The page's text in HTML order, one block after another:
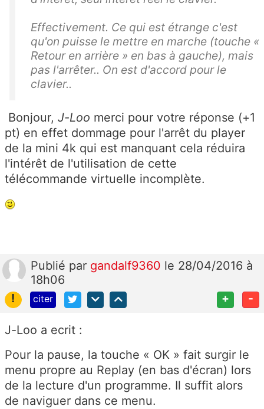
Effectivement. Ce qui est étrange c'est
qu'on puisse le mettre en marche (touche «
Retour en arrière » en bas à gauche), mais
pas l'arrêter.. On est d'accord pour le
clavier..
Bonjour, J-Loo merci pour votre réponse (+1
pt) en effet dommage pour l'arrêt du player
de la mini 4k qui est manquant cela réduira
l'intérêt de l'utilisation de cette
télécommande virtuelle incomplète.
Publié par gandalf9360 le 28/04/2016 à
18h06
!
citer + -
J-Loo a ecrit :
Pour la pause, la touche « OK » fait surgir le
menu propre au Replay (en bas d'écran) lors
de la lecture d'un programme. Il suffit alors
de naviguer dans ce menu.